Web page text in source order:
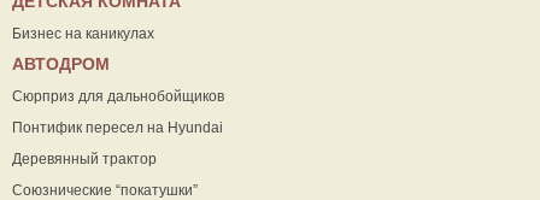
Бизнес на каникулах
АВТОДРОМ
Сюрприз для дальнобойщиков
Понтифик пересел на Hyundai
Деревянный трактор
Союзнические “покатушки”